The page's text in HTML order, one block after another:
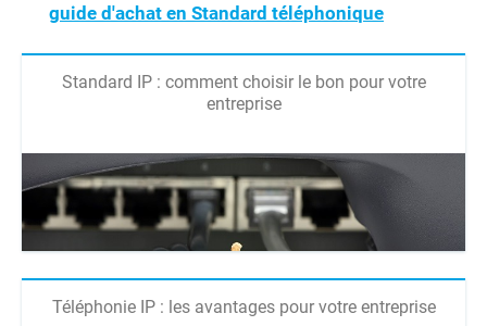
guide d'achat en Standard téléphonique
Standard IP : comment choisir le bon pour votre
entreprise
Téléphonie IP : les avantages pour votre entreprise